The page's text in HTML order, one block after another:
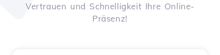
Vertrauen und Schnelligkeit Ihre Online-
Präsenz!